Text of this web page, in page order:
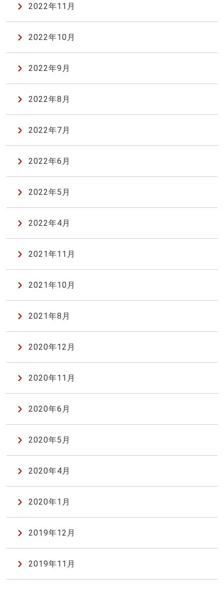
2022年11月
2022年10月
2022年9月
2022年8月
2022年7月
2022年6月
2022年5月
2022年4月
2021年11月
2021年10月
2021年8月
2020年12月
2020年11月
2020年6月
2020年5月
2020年4月
2020年1月
2019年12月
2019年11月